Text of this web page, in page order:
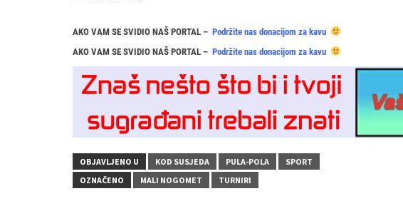
AKO VAM SE SVIDIO NAŠ PORTAL – Podržite nas donacijom za kavu
AKO VAM SE SVIDIO NAŠ PORTAL – Podržite nas donacijom za kavu
OBJAVLJENO U KOD SUSJEDA PULA-POLA
SPORT
OZNAČENO
MALI NOGOMET TURNIRI